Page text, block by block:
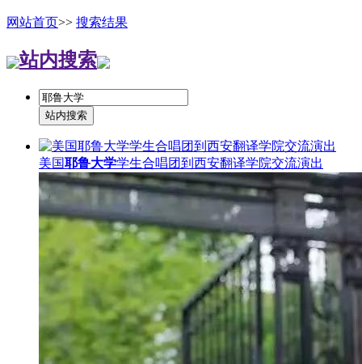
网站首页>> 搜索结果
站内搜索
美国耶鲁大学学生合唱团到西安翻译学院交流演出